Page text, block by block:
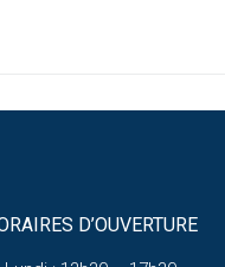
D’OUVERTURE